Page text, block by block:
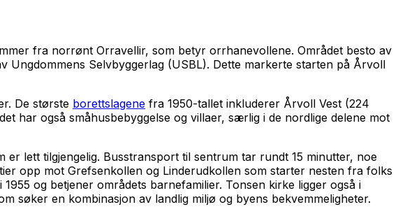
fra norrønt Orravellir, som betyr orrhanevollene. Området besto av
Ungdommens Selvbyggerlag (USBL). Dette markerte starten på Årvoll
De største borettslagene fra 1950-tallet inkluderer Årvoll Vest (224
har også småhusbebyggelse og villaer, særlig i de nordlige delene mot
lett tilgjengelig. Busstransport til sentrum tar rundt 15 minutter, noe
opp mot Grefsenkollen og Linderudkollen som starter nesten fra folks
og betjener områdets barnefamilier. Tonsen kirke ligger også i
søker en kombinasjon av landlig miljø og byens bekvemmeligheter.